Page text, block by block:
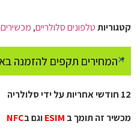
קטגוריותטלפונים סלולריים,
* המחירים תקפים להזמנה
×
12 חודשי אחריות על ידי סלולריה
מכשיר זה תומך ב ESIMוגם בNFC